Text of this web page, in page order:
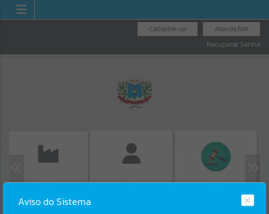
Atende.Net
Cadastre-se
Recuperar Senha
ISS/ALVARÁ
Aviso do Sistema
Erro